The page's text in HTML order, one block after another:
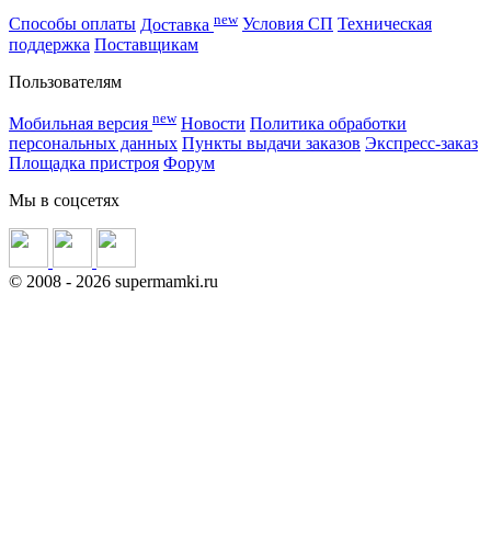
Способы оплаты Доставка new Условия СП Техническая
поддержка Поставщикам
Пользователям
Мобильная версия new Новости Политика обработки
персональных данных Пункты выдачи заказов Экспресс-заказ
Площадка пристроя Форум
Мы в соцсетях
© 2008 - 2026 supermamki.ru